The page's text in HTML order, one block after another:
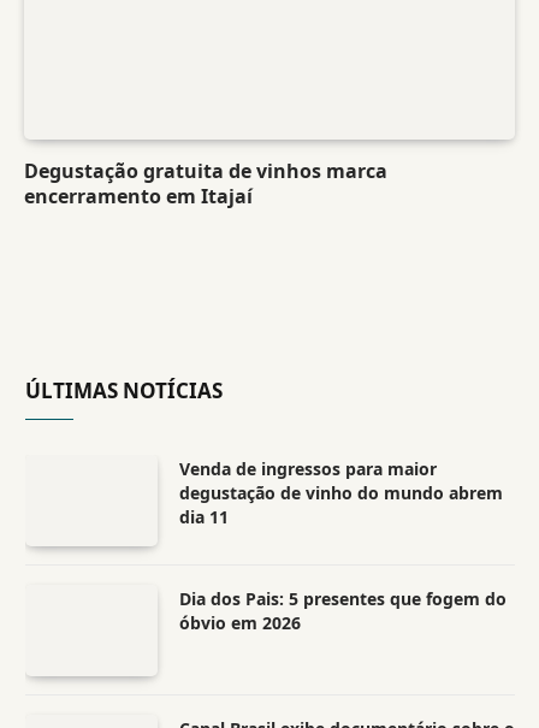
Degustação gratuita de vinhos marca
encerramento em Itajaí
ÚLTIMAS NOTÍCIAS
Venda de ingressos para maior
degustação de vinho do mundo abrem
dia 11
Dia dos Pais: 5 presentes que fogem do
óbvio em 2026